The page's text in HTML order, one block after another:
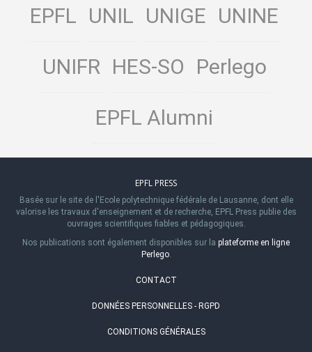
EPFL UNIL UNIGE UNINE
UNIFR HES-SO Perlego
EPFL Alumni
EPFL PRESS
Basée sur le site de l'Ecole polytechnique fédérale de Lausanne, dont elle
valorise les travaux d'enseignement et de recherche, EPFL Press publie des
ouvrages scientifiques fiables et pédagogiques.
Nos publications sont également disponibles sur la plateforme en ligne
Perlego.
CONTACT
DONNÉES PERSONNELLES - RGPD
CONDITIONS GÉNÉRALES